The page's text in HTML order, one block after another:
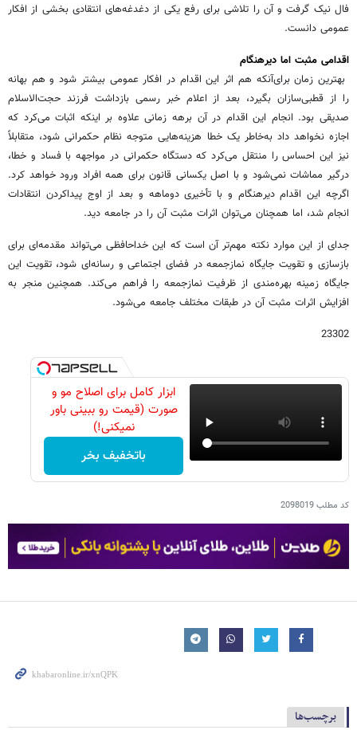
فال نیک گرفت و آن را تلاشی برای رفع یکی از دغدغه‌های انتقادی بخشی از افکار
عمومی دانست.
اقدامی مثبت اما دیرهنگام
بهترین زمان برای‌آنکه هم اثر این اقدام در افکار عمومی بیشتر شود و هم بهانه
را از قطبی‌سازان بگیرد، بعد از اعلام خبر رسمی بازداشت فرزند حجت‌الاسلام
صدیقی بود. انجام این اقدام در آن برهه زمانی علاوه بر اینکه اثبات می‌کرد که
اجازه نخواهد داد به‌خاطر یک خطا هزینه‌هایی متوجه نظام حکمرانی شود، متقابلاً
نیز این احساس را منتقل می‌کرد که دستگاه حکمرانی در مواجهه با فساد و خطا،
درگیر مماشات نمی‌شود و با اصل یکسانی قانون برای همه افراد ورود خواهد کرد.
اگرچه این اقدام دیرهنگام و با تأخیری دوماهه و بعد از اوج پیداکردن انتقادات
انجام شد، اما همچنان می‌توان اثرات مثبت آن را در جامعه دید.
جدای از این موارد نکته مهم‌تر آن است که این خداحافظی می‌تواند مقدمه‌ای برای
بازسازی و تقویت جایگاه نمازجمعه در فضای اجتماعی و رسانه‌ای شود، تقویت این
جایگاه زمینه بهره‌مندی از ظرفیت نمازجمعه را فراهم می‌کند. همچنین منجر به
افزایش اثرات مثبت آن در طبقات مختلف جامعه می‌شود.
23302
ابزار کامل برای اصلاح مو و
صورت (قیمت رو ببینی باور
نمیکنی!)
باتخفیف بخر
کد مطلب2098019
برچسب‌ها